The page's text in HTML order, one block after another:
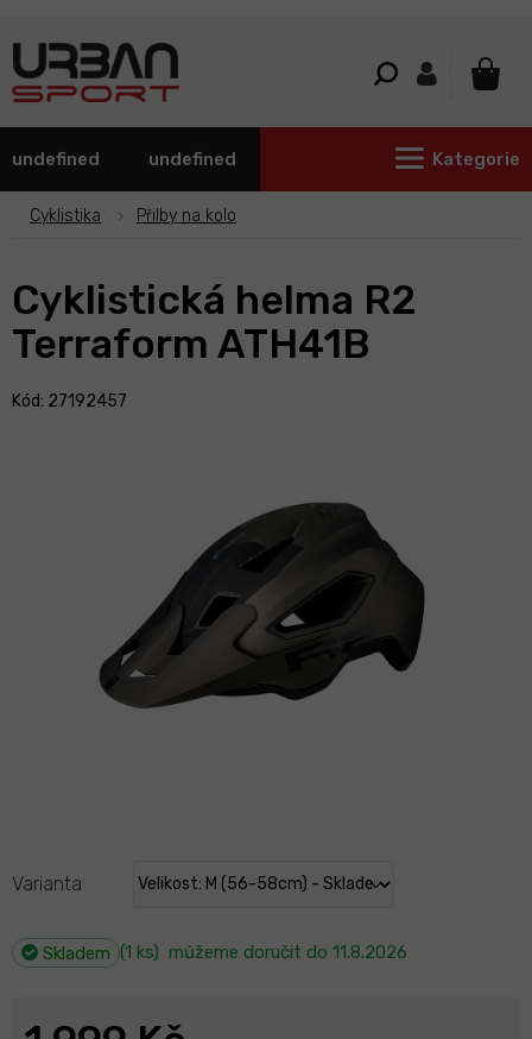
undefined undefined Kategorie
Cyklistika Přilby na kolo
Cyklistická helma R2
Terraform ATH41B
Kód: 27192457
Skladem (1 ks) můžeme doručit do 11.8.2026
Varianta